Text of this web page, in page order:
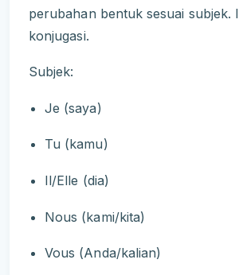
perubahan bentuk sesuai subjek.
konjugasi.
Subjek:
Je (saya)
Tu (kamu)
Il/Elle (dia)
Nous (kami/kita)
Vous (Anda/kalian)